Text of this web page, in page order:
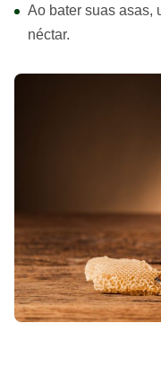
Ao bater suas asas,
néctar.